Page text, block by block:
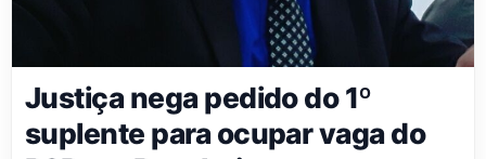
Justiça nega pedido do 1º
suplente para ocupar vaga do